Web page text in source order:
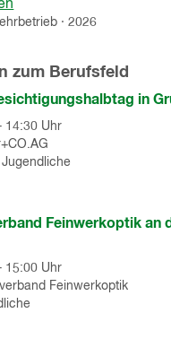
·2026
zum Berufsfeld
in
14:30 Uhr
Jugendliche
Feinwerkoptik an
15:00 Uhr
Feinwerkoptik